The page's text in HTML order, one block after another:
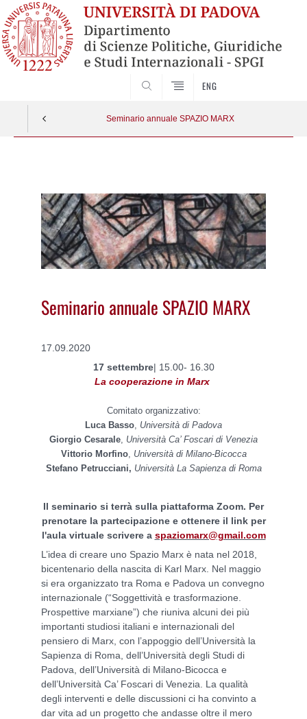
ENG
Seminario annuale SPAZIO MARX
Seminario annuale SPAZIO MARX
17.09.2020
17 settembre| 15.00- 16.30
La cooperazione in Marx
Comitato organizzativo:
Luca Basso Università di Padova
Giorgio Cesarale Università Ca’ Foscari di Venezia
Vittorio Morfino, Università di Milano-Bicocca
Stefano Petrucciani, Università La Sapienza di Roma
Il seminario si terrà sulla piattaforma Zoom. Per
prenotare la partecipazione e ottenere il link per
l'aula virtuale scrivere a spaziomarx@gmail.com
L’idea di creare uno Spazio Marx è nata nel 2018,
bicentenario della nascita di Karl Marx. Nel maggio
si era organizzato tra Roma e Padova un convegno
internazionale (“Soggettività e trasformazione.
Prospettive marxiane”) che riuniva alcuni dei più
importanti studiosi italiani e internazionali del
pensiero di Marx, con l’appoggio dell’Università la
Sapienza di Roma, dell’Università degli Studi di
Padova, dell’Università di Milano-Bicocca e
dell’Università Ca’ Foscari di Venezia. La qualità
degli interventi e delle discussioni ci ha convinto a
dar vita ad un progetto che andasse oltre il mero